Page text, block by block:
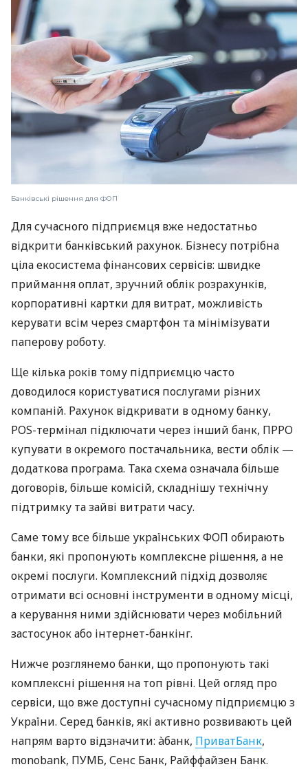
Банківські рішення для ФОП
Для сучасного підприємця вже недостатньо
відкрити банківський рахунок. Бізнесу потрібна
ціла екосистема фінансових сервісів: швидке
приймання оплат, зручний облік розрахунків,
корпоративні картки для витрат, можливість
керувати всім через смартфон та мінімізувати
паперову роботу.
Ще кілька років тому підприємцю часто
доводилося користуватися послугами різних
компаній. Рахунок відкривати в одному банку,
POS-термінал підключати через інший банк, ПРРО
купувати в окремого постачальника, вести облік —
додаткова програма. Така схема означала більше
договорів, більше комісій, складнішу технічну
підтримку та зайві витрати часу.
Саме тому все більше українських ФОП обирають
банки, які пропонують комплексне рішення, а не
окремі послуги. Комплексний підхід дозволяє
отримати всі основні інструменти в одному місці,
а керування ними здійснювати через мобільний
застосунок або інтернет-банкінг.
Нижче розглянемо банки, що пропонують такі
комплексні рішення на топ рівні. Цей огляд про
сервіси, що вже доступні сучасному підприємцю з
України. Серед банків, які активно розвивають цей
напрям варто відзначити: àбанк, ПриватБанк,
monobank, ПУМБ, Сенс Банк, Райффайзен Банк.